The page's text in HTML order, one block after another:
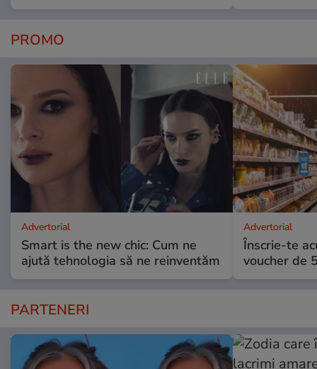
PROMO
Advertorial
Smart is the new chic: Cum ne
ajută tehnologia să ne reinventăm
Advertorial
Înscrie-te
voucher de
PARTENERI